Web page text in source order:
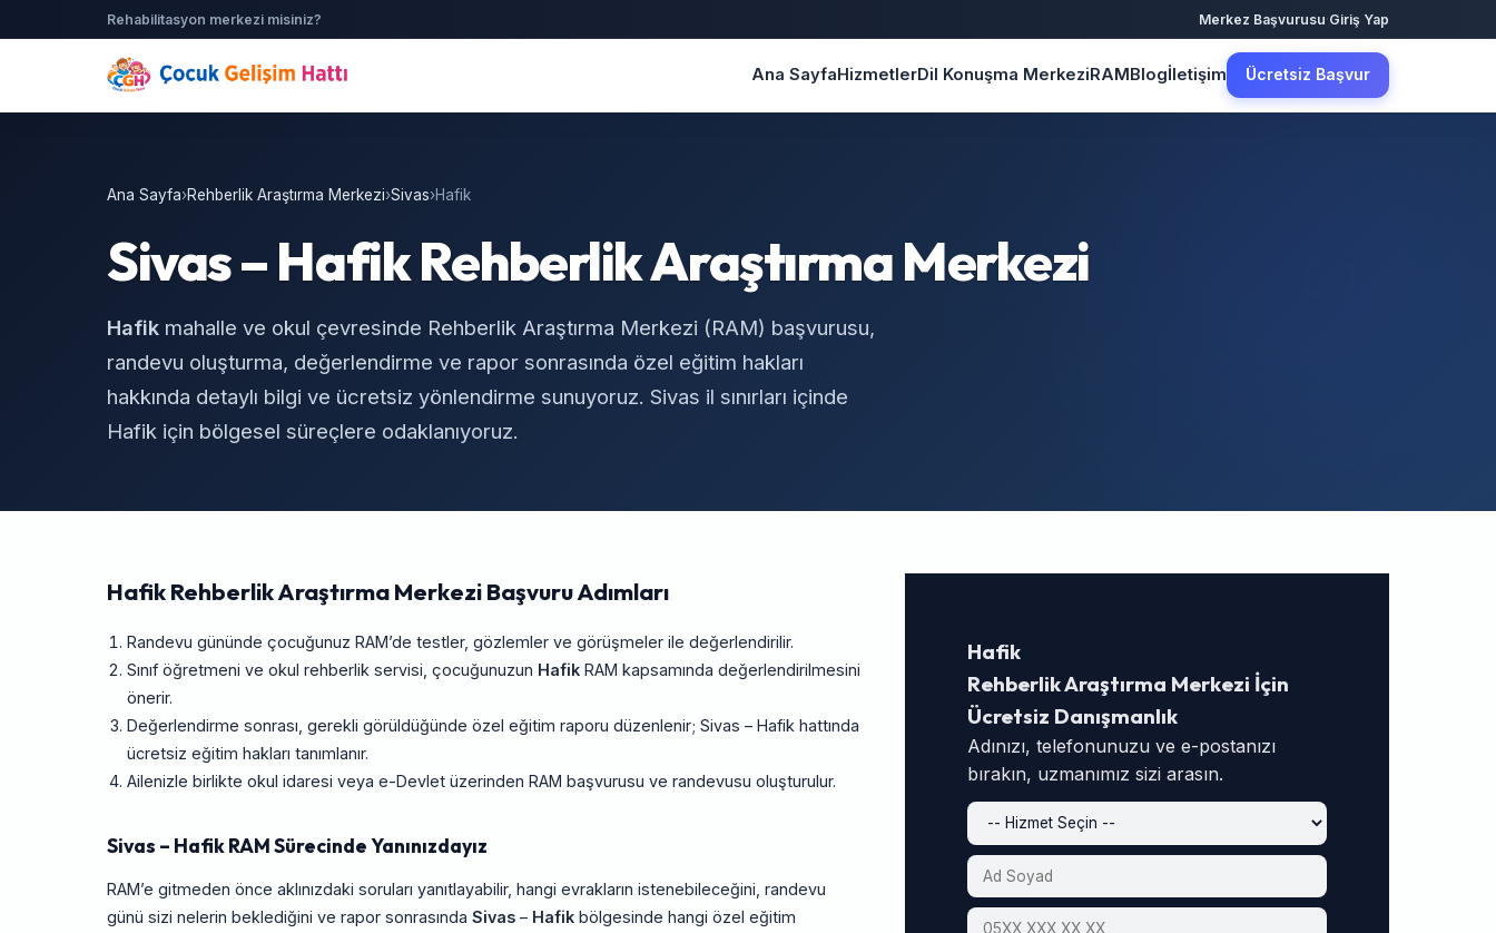
Rehabilitasyon merkezi misiniz? Merkez Başvurusu·Giriş Yap
Ana SayfaHizmetlerDil Konuşma MerkeziRAMBlogİletişim Ücretsiz Başvur
Ana Sayfa›Rehberlik Araştırma Merkezi›Sivas›Hafik
Sivas – Hafik Rehberlik Araştırma Merkezi
Hafik mahalle ve okul çevresinde Rehberlik Araştırma Merkezi (RAM) başvurusu,
randevu oluşturma, değerlendirme ve rapor sonrasında özel eğitim hakları
hakkında detaylı bilgi ve ücretsiz yönlendirme sunuyoruz. Sivas il sınırları içinde
Hafik için bölgesel süreçlere odaklanıyoruz.
Hafik Rehberlik Araştırma Merkezi Başvuru Adımları
Randevu gününde çocuğunuz RAM’de testler, gözlemler ve görüşmeler ile değerlendirilir.
Sınıf öğretmeni ve okul rehberlik servisi, çocuğunuzun HafikRAM kapsamında değerlendirilmesini
önerir.
Değerlendirme sonrası, gerekli görüldüğünde özel eğitim raporu düzenlenir; Sivas – Hafik hattında
ücretsiz eğitim hakları tanımlanır.
Ailenizle birlikte okul idaresi veya e-Devlet üzerinden RAM başvurusu ve randevusu oluşturulur.
Sivas – Hafik RAM Sürecinde Yanınızdayız
RAM’e gitmeden önce aklınızdaki soruları yanıtlayabilir, hangi evrakların istenebileceğini, randevu
günü sizi nelerin beklediğini ve rapor sonrasında Sivas – Hafik bölgesinde hangi özel eğitim
Hafik
Rehberlik Araştırma Merkezi İçin
Ücretsiz Danışmanlık
Adınızı, telefonunuzu ve e-postanızı
bırakın, uzmanımız sizi arasın.